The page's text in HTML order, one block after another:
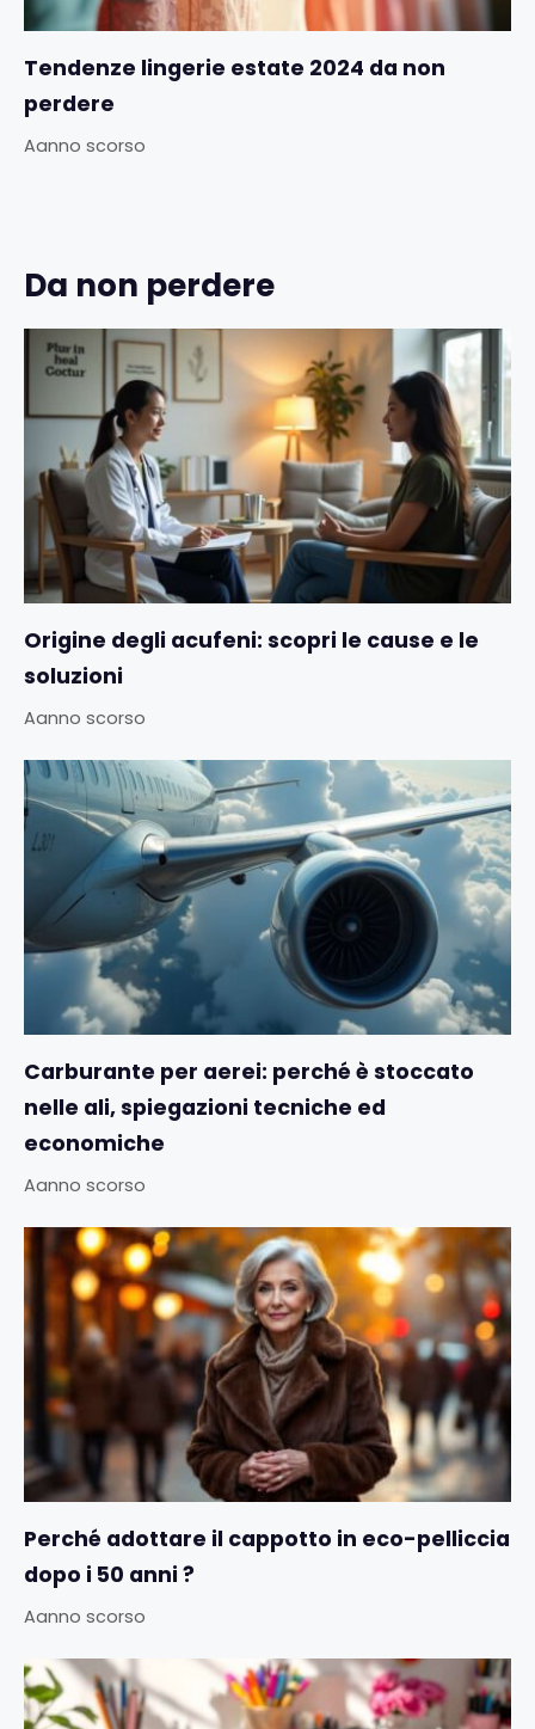
Tendenze lingerie estate 2024 da non
perdere
Aanno scorso
Da non perdere
Origine degli acufeni: scopri le cause e le
soluzioni
Aanno scorso
Carburante per aerei: perché è stoccato
nelle ali, spiegazioni tecniche ed
economiche
Aanno scorso
Perché adottare il cappotto in eco-pelliccia
dopo i 50 anni ?
Aanno scorso